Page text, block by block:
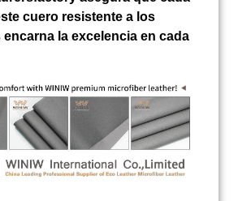
cuero resistente a los
encarna la excelencia en cada